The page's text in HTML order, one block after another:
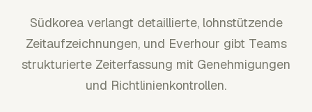
Südkorea verlangt detaillierte, lohnstützende
Zeitaufzeichnungen, und Everhour gibt Teams
strukturierte Zeiterfassung mit Genehmigungen
und Richtlinienkontrollen.